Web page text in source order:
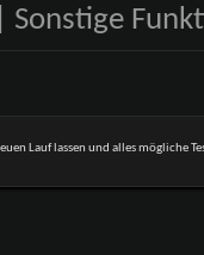
Lauf lassen und alles mögliche